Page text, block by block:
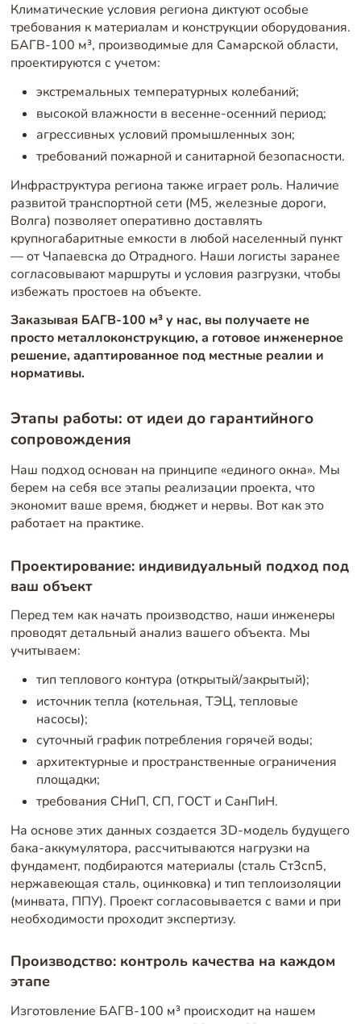
Климатические условия региона диктуют особые
требования к материалам и конструкции оборудования.
БАГВ-100 м³, производимые для Самарской области,
проектируются с учетом:
экстремальных температурных колебаний;
высокой влажности в весенне-осенний период;
агрессивных условий промышленных зон;
требований пожарной и санитарной безопасности.
Инфраструктура региона также играет роль. Наличие
развитой транспортной сети (М5, железные дороги,
Волга) позволяет оперативно доставлять
крупногабаритные емкости в любой населенный пункт
— от Чапаевска до Отрадного. Наши логисты заранее
согласовывают маршруты и условия разгрузки, чтобы
избежать простоев на объекте.
Заказывая БАГВ-100 м³ у нас, вы получаете не
просто металлоконструкцию, а готовое инженерное
решение, адаптированное под местные реалии и
нормативы.
Этапы работы: от идеи до гарантийного
сопровождения
Наш подход основан на принципе «единого окна». Мы
берем на себя все этапы реализации проекта, что
экономит ваше время, бюджет и нервы. Вот как это
работает на практике.
Проектирование: индивидуальный подход под
ваш объект
Перед тем как начать производство, наши инженеры
проводят детальный анализ вашего объекта. Мы
учитываем:
тип теплового контура (открытый/закрытый);
источник тепла (котельная, ТЭЦ, тепловые
насосы);
суточный график потребления горячей воды;
архитектурные и пространственные ограничения
площадки;
требования СНиП, СП, ГОСТ и СанПиН.
На основе этих данных создается 3D-модель будущего
бака-аккумулятора, рассчитываются нагрузки на
фундамент, подбираются материалы (сталь Ст3сп5,
нержавеющая сталь, оцинковка) и тип теплоизоляции
(минвата, ППУ). Проект согласовывается с вами и при
необходимости проходит экспертизу.
Производство: контроль качества на каждом
этапе
Изготовление БАГВ-100 м³ происходит на нашем